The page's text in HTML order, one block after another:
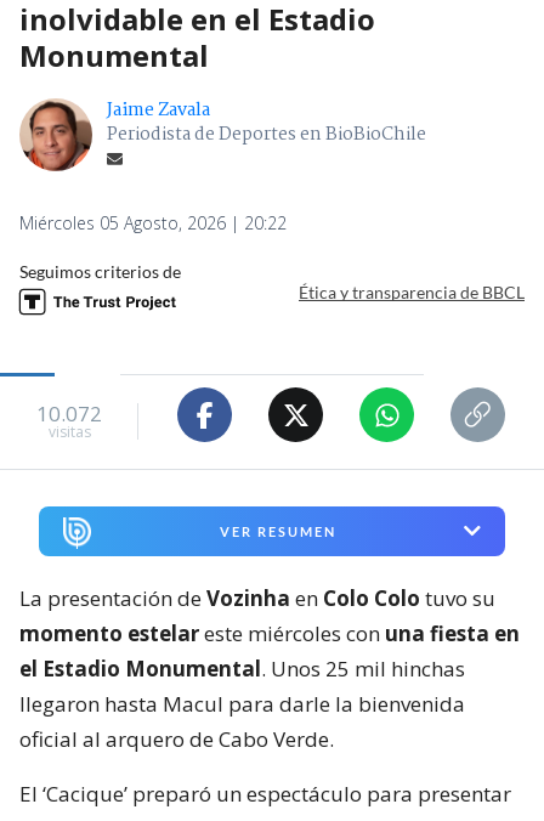
inolvidable en el Estadio
Monumental
Jaime Zavala
Periodista de Deportes en BioBioChile
Miércoles 05 Agosto, 2026 | 20:22
Seguimos criterios de
Ética y transparencia de BBCL
10.072
visitas
VER RESUMEN
La presentación deVozinha en Colo Colo tuvo su
momento estelareste miércoles con una fiesta en
el Estadio Monumental. Unos 25 mil hinchas
llegaron hasta Macul para darle la bienvenida
oficial al arquero de Cabo Verde.
El ‘Cacique’ preparó un espectáculo para presentar